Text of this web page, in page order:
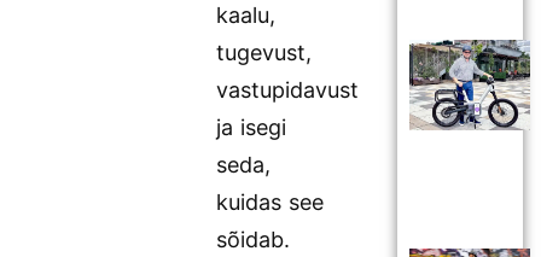
kaalu,
tugevust,
vastupidavust
ja isegi
seda,
kuidas see
sõidab.